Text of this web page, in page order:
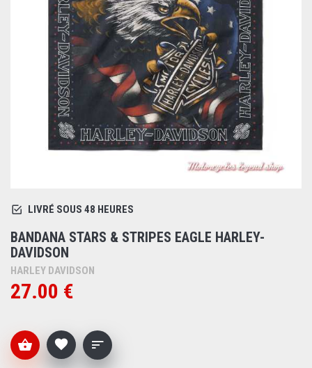
LIVRÉ SOUS 48 HEURES
BANDANA STARS & STRIPES EAGLE HARLEY-
DAVIDSON
HARLEY DAVIDSON
27.00 €